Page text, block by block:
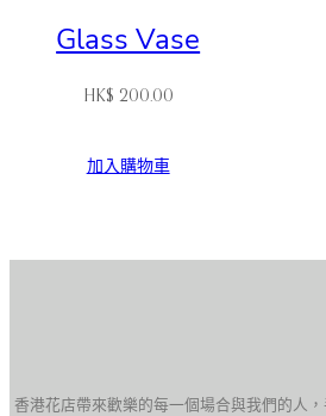
Glass Vase
HK$ 200.00
加入購物車
香港花店帶來歡樂的每一個場合與我們的人